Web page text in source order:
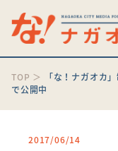
TOP ＞
「な！ナガオカ
で公開中
2017/06/14